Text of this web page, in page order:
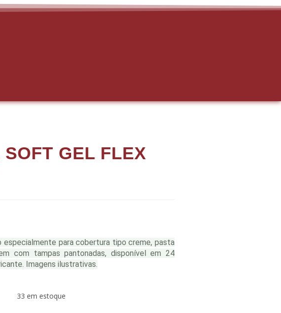
GEL FLEX
para cobertura tipo creme, pasta
com tampas pantonadas, disponível em 24
Imagens ilustrativas.
33 em estoque